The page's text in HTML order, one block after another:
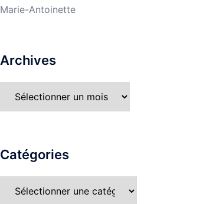
Marie-Antoinette
Archives
Catégories